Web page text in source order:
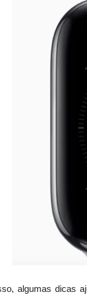
algumas dicas